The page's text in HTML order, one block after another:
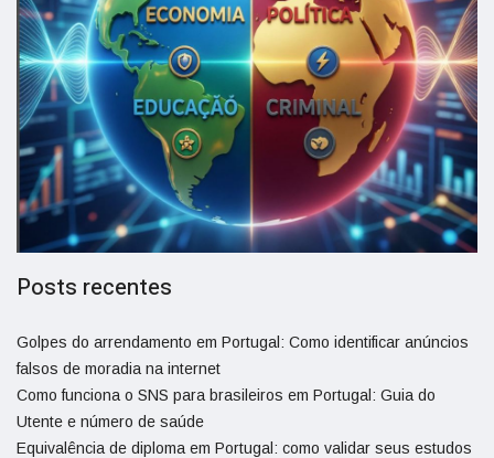
Posts recentes
Golpes do arrendamento em Portugal: Como identificar anúncios
falsos de moradia na internet
Como funciona o SNS para brasileiros em Portugal: Guia do
Utente e número de saúde
Equivalência de diploma em Portugal: como validar seus estudos